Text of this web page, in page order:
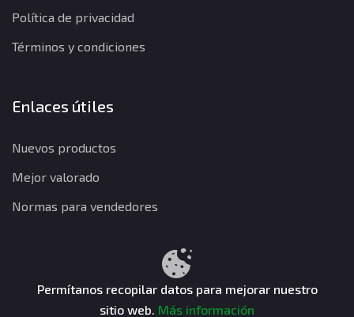
Política de privacidad
Términos y condiciones
Enlaces útiles
Nuevos productos
Mejor valorado
Normas para vendedores
Términos y condiciones
CuentasGO © 2026. Todos los derechos reservados.
Permítanos recopilar datos para mejorar nuestro
sitio web. Más información